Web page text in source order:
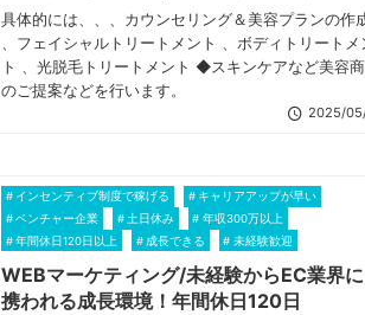
具体的には、、、カウンセリング＆美容プランの作
、フェイシャルトリートメント 、ボディトリートメ
ト 、光脱毛トリートメント ◆スキンケアなど美容
のご提案などを行います。
2025/
インセンティブ制度で稼げる
キャリアアップが早い
ベンチャー企業
土日休み
年収300万以上
年間休日120日以上
成長できる 未経験歓迎
WEBマーケティング/未経験からEC業界に
携われる成長環境！年間休日120日